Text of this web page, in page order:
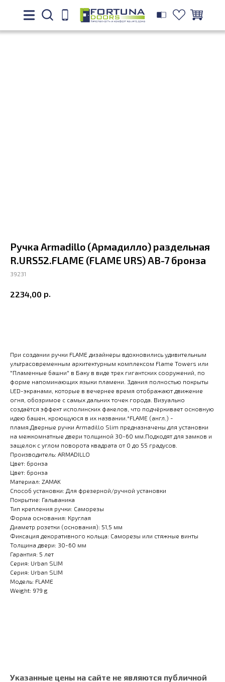
Ручка Armadillo (Армадилло) раздельная
R.URS52.FLAME (FLAME URS) AB-7 бронза
39231
2234,00 р.
При создании ручки FLAME дизайнеры вдохновились удивительным
ультрасовременным архитектурным комплексом Flame Towers или
"Пламенные башни" в Баку в виде трех гигантских сооружений, по
форме напоминающих языки пламени. Здания полностью покрыты
LED-экранами, которые в вечернее время отображают движение
огня, обозримое с самых дальних точек города. Визуально
создаётся эффект исполинских факелов, что подчёркивает основную
идею башен, кроющуюся в их названии.*FLAME (англ.) -
пламя.Дверные ручки Armadillo Slim предназначены для установки
на межкомнатные двери толщиной 30-60 мм.Подходят для замков и
защелок с углом поворота квадрата от 0 до 55 градусов.
Производитель: ARMADILLO
Цвет: бронза
Цвет: бронза
Материал: ZAMAK
Способ установки: Для фрезерной/ручной установки
Покрытие: Гальваника
Тип крепления ручки: Саморезы
Форма основания: Круглая
Диаметр розетки (основания): 51,5 мм
Фиксация декоративного кольца: Саморезы или стяжные винты
Толщина двери: 30-60 мм
Гарантия: 5 лет
Серия: Urban SLIM
Серия: Urban SLIM
Модель: FLAME
Weight: 979 g
Указанные цены на сайте не являются публичной